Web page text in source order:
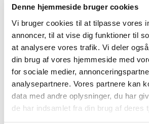
Denne hjemmeside bruger cookies
Vi bruger cookies til at tilpasse vores
annoncer, til at vise dig funktioner til
at analysere vores trafik. Vi deler
din brug af vores hjemmeside med
for sociale medier,
analysepartnere. Vores partnere kan
data med andre oplysninger, du har
de har indsamlet fra din brug af deres
2026 (11)
2025 (10)
2024 (7)
2023 (8)
2022 (4)
2021 (24)
2020 (7)